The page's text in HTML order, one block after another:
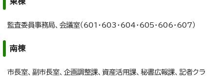
監査委員事務局、会議室（601・603・604・605・606・607）
南棟
市長室、副市長室、企画調整課、資産活用課、秘書広報課、記者クラ